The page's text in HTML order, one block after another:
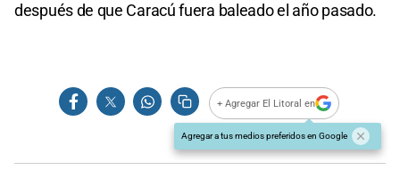
después de que Caracú fuera baleado el año pasado.
+ Agregar El Litoral en
Agregar a tus medios preferidos en Google